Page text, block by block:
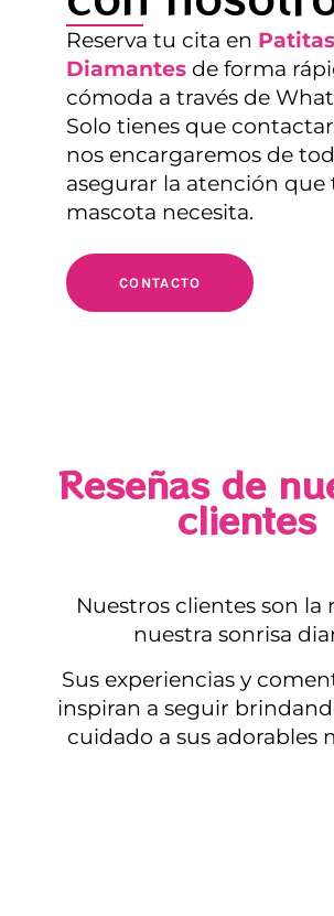
Reserva tu cita en
Diamantes de forma
cómoda a través de
Solo tienes que
nos encargaremos de
asegurar la atención que
mascota necesita.
CONTACTO
Reseñas de
clientes
Nuestros clientes son la
nuestra sonrisa
Sus experiencias y
inspiran a seguir
cuidado a sus adorables